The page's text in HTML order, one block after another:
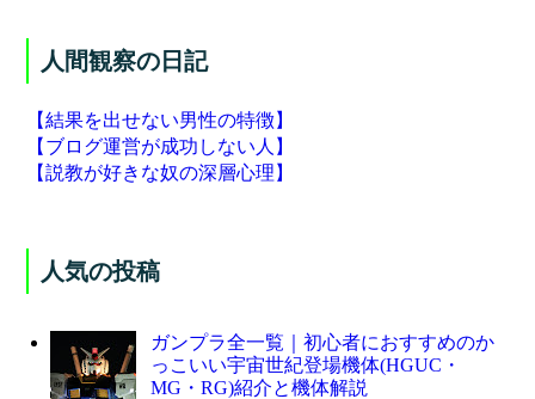
人間観察の日記
【結果を出せない男性の特徴】
【ブログ運営が成功しない人】
【説教が好きな奴の深層心理】
人気の投稿
ガンプラ全一覧｜初心者におすすめのか
っこいい宇宙世紀登場機体(HGUC・
MG・RG)紹介と機体解説